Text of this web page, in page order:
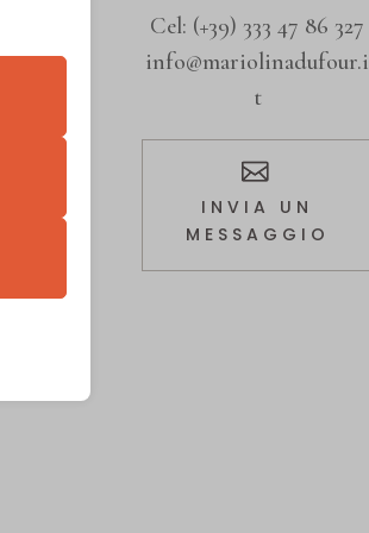
Cel: (+39) 333 47 86 327
info@mariolinadufour.i
t
INVIA UN
MESSAGGIO